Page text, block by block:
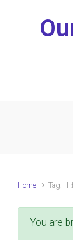
Home Tag:
You are